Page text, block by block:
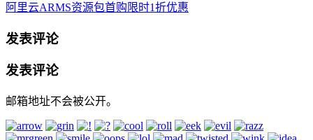
阿里云ARMS资源包首购限时1折优惠
发表评论
发表评论
邮箱地址不会被公开。